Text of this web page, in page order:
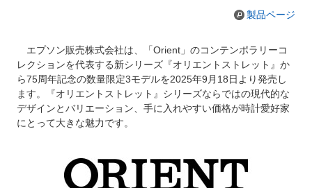
製品ページ
エプソン販売株式会社は、「Orient」のコンテンポラリーコ
レクションを代表する新シリーズ『オリエントストレット』か
ら75周年記念の数量限定3モデルを2025年9月18日より発売し
ます。『オリエントストレット』シリーズならではの現代的な
デザインとバリエーション、手に入れやすい価格が時計愛好家
にとって大きな魅力です。